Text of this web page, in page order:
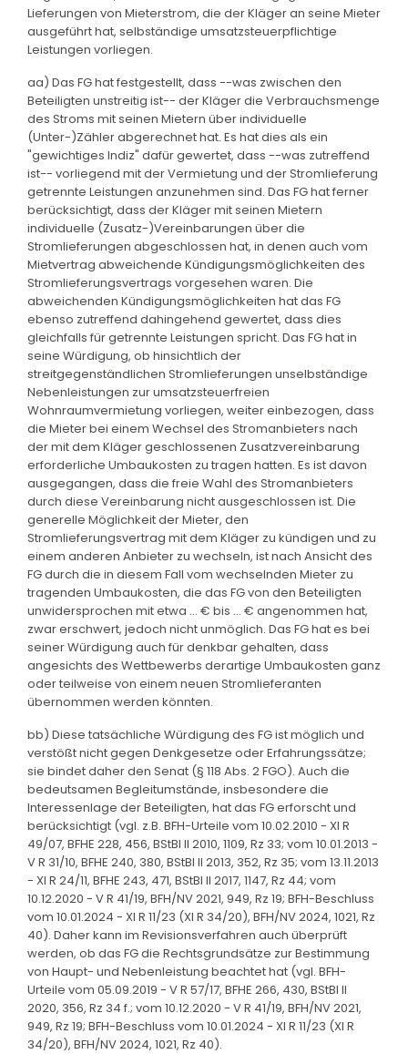
Lieferungen von Mieterstrom, die der Kläger an seine Mieter
ausgeführt hat, selbständige umsatzsteuerpflichtige
Leistungen vorliegen.
aa) Das FG hat festgestellt, dass --was zwischen den
Beteiligten unstreitig ist-- der Kläger die Verbrauchsmenge
des Stroms mit seinen Mietern über individuelle
(Unter-)Zähler abgerechnet hat. Es hat dies als ein
"gewichtiges Indiz" dafür gewertet, dass --was zutreffend
ist-- vorliegend mit der Vermietung und der Stromlieferung
getrennte Leistungen anzunehmen sind. Das FG hat ferner
berücksichtigt, dass der Kläger mit seinen Mietern
individuelle (Zusatz-)Vereinbarungen über die
Stromlieferungen abgeschlossen hat, in denen auch vom
Mietvertrag abweichende Kündigungsmöglichkeiten des
Stromlieferungsvertrags vorgesehen waren. Die
abweichenden Kündigungsmöglichkeiten hat das FG
ebenso zutreffend dahingehend gewertet, dass dies
gleichfalls für getrennte Leistungen spricht. Das FG hat in
seine Würdigung, ob hinsichtlich der
streitgegenständlichen Stromlieferungen unselbständige
Nebenleistungen zur umsatzsteuerfreien
Wohnraumvermietung vorliegen, weiter einbezogen, dass
die Mieter bei einem Wechsel des Stromanbieters nach
der mit dem Kläger geschlossenen Zusatzvereinbarung
erforderliche Umbaukosten zu tragen hatten. Es ist davon
ausgegangen, dass die freie Wahl des Stromanbieters
durch diese Vereinbarung nicht ausgeschlossen ist. Die
generelle Möglichkeit der Mieter, den
Stromlieferungsvertrag mit dem Kläger zu kündigen und zu
einem anderen Anbieter zu wechseln, ist nach Ansicht des
FG durch die in diesem Fall vom wechselnden Mieter zu
tragenden Umbaukosten, die das FG von den Beteiligten
unwidersprochen mit etwa ... € bis ... € angenommen hat,
zwar erschwert, jedoch nicht unmöglich. Das FG hat es bei
seiner Würdigung auch für denkbar gehalten, dass
angesichts des Wettbewerbs derartige Umbaukosten ganz
oder teilweise von einem neuen Stromlieferanten
übernommen werden könnten.
bb) Diese tatsächliche Würdigung des FG ist möglich und
verstößt nicht gegen Denkgesetze oder Erfahrungssätze;
sie bindet daher den Senat (§ 118 Abs. 2 FGO). Auch die
bedeutsamen Begleitumstände, insbesondere die
Interessenlage der Beteiligten, hat das FG erforscht und
berücksichtigt (vgl. z.B. BFH-Urteile vom 10.02.2010 - XI R
49/07, BFHE 228, 456, BStBl II 2010, 1109, Rz 33; vom 10.01.2013 -
V R 31/10, BFHE 240, 380, BStBl II 2013, 352, Rz 35; vom 13.11.2013
- XI R 24/11, BFHE 243, 471, BStBl II 2017, 1147, Rz 44; vom
10.12.2020 - V R 41/19, BFH/NV 2021, 949, Rz 19; BFH-Beschluss
vom 10.01.2024 - XI R 11/23 (XI R 34/20), BFH/NV 2024, 1021, Rz
40). Daher kann im Revisionsverfahren auch überprüft
werden, ob das FG die Rechtsgrundsätze zur Bestimmung
von Haupt- und Nebenleistung beachtet hat (vgl. BFH-
Urteile vom 05.09.2019 - V R 57/17, BFHE 266, 430, BStBl II
2020, 356, Rz 34 f.; vom 10.12.2020 - V R 41/19, BFH/NV 2021,
949, Rz 19; BFH-Beschluss vom 10.01.2024 - XI R 11/23 (XI R
34/20), BFH/NV 2024, 1021, Rz 40).